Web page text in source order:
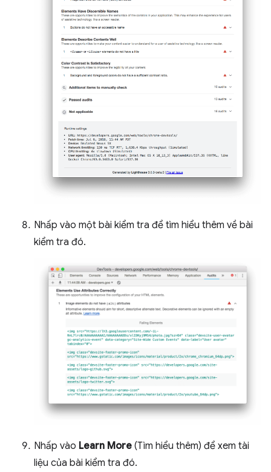
Nhấp vào một bài kiểm tra để tìm hiểu thêm về bài
kiểm tra đó.
Nhấp vào Learn More (Tìm hiểu thêm) để xem tài
liệu của bài kiểm tra đó.